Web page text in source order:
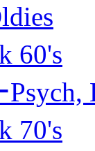
60's
Psych,
70's